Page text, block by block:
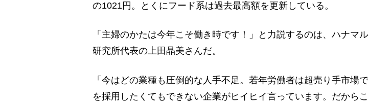
の1021円。とくにフード系は過去最高額を更新している。
「主婦のかたは今年こそ働き時です！」と力説するのは、ハナマ
研究所代表の上田晶美さんだ。
「今はどの業種も圧倒的な人手不足。若年労働者は超売り手市場
を採用したくてもできない企業がヒイヒイ言っています。だから